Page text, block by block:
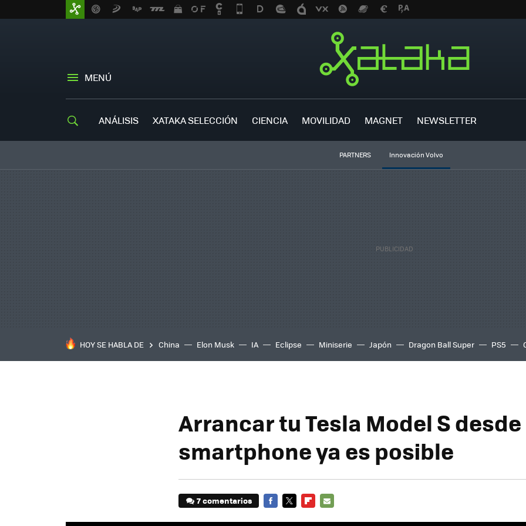
MENÚ
ANÁLISIS XATAKA SELECCIÓN CIENCIA MOVILIDAD MAGNET NEWSLETTER
PARTNERS Innovación Volvo
HOY SE HABLA DE China Elon Musk IA Eclipse Miniserie Japón Dragon Ball Super PS5
Arrancar tu Tesla Model S desde
smartphone ya es posible
7 comentarios